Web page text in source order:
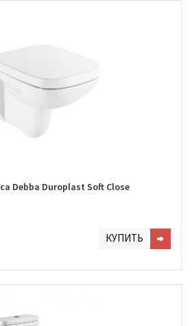
Debba Duroplast Soft Close
КУПИТЬ